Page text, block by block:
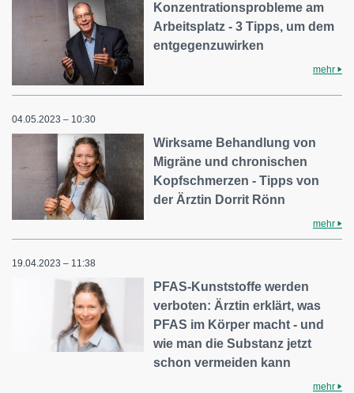
Konzentrationsprobleme am
Arbeitsplatz - 3 Tipps, um dem
entgegenzuwirken
mehr
04.05.2023 – 10:30
Wirksame Behandlung von
Migräne und chronischen
Kopfschmerzen - Tipps von
der Ärztin Dorrit Rönn
mehr
19.04.2023 – 11:38
PFAS-Kunststoffe werden
verboten: Ärztin erklärt, was
PFAS im Körper macht - und
wie man die Substanz jetzt
schon vermeiden kann
mehr